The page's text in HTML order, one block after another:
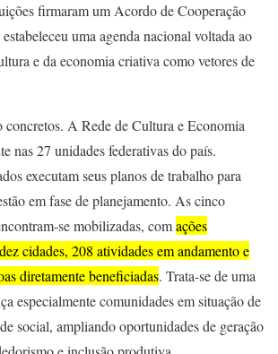
firmaram um Acordo de Cooperação
uma agenda nacional voltada ao
e da economia criativa como vetores de
concretos. A Rede de Cultura e Economia
nas 27 unidades federativas do país.
executam seus planos de trabalho para
em fase de planejamento. As cinco
se mobilizadas, comações
cidades, 208 atividades em andamento e
diretamente beneficiadas. Trata-se de uma
especialmente comunidades em situação de
social, ampliando oportunidades de geração